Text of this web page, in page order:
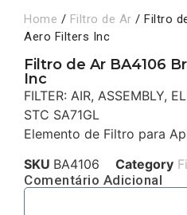
Home / Filtro de Ar / Filtro
Aero Filters Inc
Filtro de Ar BA4106
Inc
FILTER: AIR, ASSEMBLY,
STC SA71GL
Elemento de Filtro para
SKU BA4106 Category
Comentário Adicional